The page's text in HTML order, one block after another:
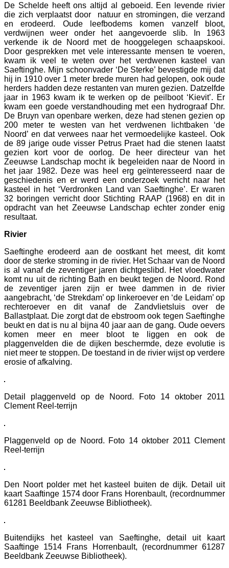
De Schelde heeft ons altijd al geboeid. Een levende rivier
die zich verplaatst door natuur en stromingen, die verzand
en erodeerd. Oude leefbodems komen vanzelf bloot,
verdwijnen weer onder het aangevoerde slib. In 1963
verkende ik de Noord met de hooggelegen schaapskooi.
Door gesprekken met vele interessante mensen te voeren,
kwam ik veel te weten over het verdwenen kasteel van
Saeftinghe. Mijn schoonvader ‘De Sterke’ bevestigde mij dat
hij in 1910 over 1 meter brede muren had gelopen, ook oude
herders hadden deze restanten van muren gezien. Datzelfde
jaar in 1963 kwam ik te werken op de peilboot ‘Kievit’. Er
kwam een goede verstandhouding met een hydrograaf Dhr.
De Bruyn van openbare werken, deze had stenen gezien op
200 meter te westen van het verdwenen lichtbaken ‘de
Noord’ en dat verwees naar het vermoedelijke kasteel. Ook
de 89 jarige oude visser Petrus Praet had die stenen laatst
gezien kort voor de oorlog. De heer directeur van het
Zeeuwse Landschap mocht ik begeleiden naar de Noord in
het jaar 1982. Deze was heel erg geïnteresseerd naar de
geschiedenis en er werd een onderzoek verricht naar het
kasteel in het ‘Verdronken Land van Saeftinghe’. Er waren
32 boringen verricht door Stichting RAAP (1968) en dit in
opdracht van het Zeeuwse Landschap echter zonder enig
resultaat.
Rivier
Saeftinghe erodeerd aan de oostkant het meest, dit komt
door de sterke stroming in de rivier. Het Schaar van de Noord
is al vanaf de zeventiger jaren dichtgeslibd. Het vloedwater
komt nu uit de richting Bath en beukt tegen de Noord. Rond
de zeventiger jaren zijn er twee dammen in de rivier
aangebracht, ‘de Strekdam’ op linkeroever en ‘de Leidam’ op
rechteroever en dit vanaf de Zandvlietsluis over de
Ballastplaat. Die zorgt dat de ebstroom ook tegen Saeftinghe
beukt en dat is nu al bijna 40 jaar aan de gang. Oude oevers
komen meer en meer bloot te liggen en ook de
plaggenvelden die de dijken beschermde, deze evolutie is
niet meer te stoppen. De toestand in de rivier wijst op verdere
erosie of afkalving.
Detail plaggenveld op de Noord. Foto 14 oktober 2011
Clement Reel-terrijn
Plaggenveld op de Noord. Foto 14 oktober 2011 Clement
Reel-terrijn
Den Noort polder met het kasteel buiten de dijk. Detail uit
kaart Saaftinge 1574 door Frans Horenbault, (recordnummer
61281 Beeldbank Zeeuwse Bibliotheek).
Buitendijks het kasteel van Saeftinghe, detail uit kaart
Saaftinge 1514 Frans Horrenbault, (recordnummer 61287
Beeldbank Zeeuwse Bibliotheek).